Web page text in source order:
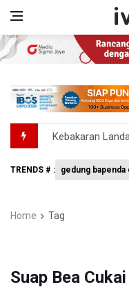
Kebakaran
PSSI Evaluasi
Pemerintah
TRENDS # : gedung bapenda
Home Tag
Suap Bea Cukai